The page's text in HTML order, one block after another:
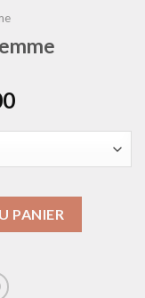
PANIER